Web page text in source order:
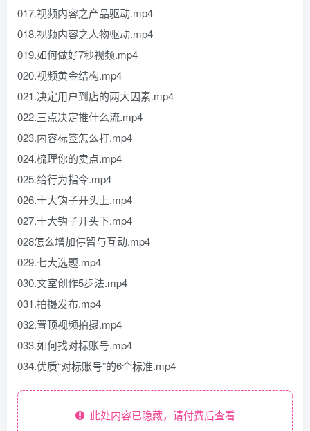
017.视频内容之产品驱动.mp4
018.视频内容之人物驱动.mp4
019.如何做好7秒视频.mp4
020.视频黄金结构.mp4
021.决定用户到店的两大因素.mp4
022.三点决定推什么流.mp4
023.内容标签怎么打.mp4
024.梳理你的卖点.mp4
025.给行为指令.mp4
026.十大钩子开头上.mp4
027.十大钩子开头下.mp4
028怎么增加停留与互动.mp4
029.七大选题.mp4
030.文室创作5步法.mp4
031.拍摄发布.mp4
032.置顶视频拍摄.mp4
033.如何找对标账号.mp4
034.优质“对标账号”的6个标准.mp4
此处内容已隐藏，请付费后查看